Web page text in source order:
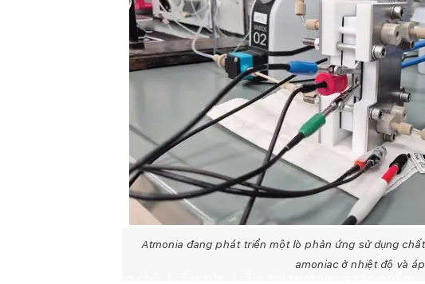
Atmonia đang phát triển một lò phản ứng sử dụng
amoniac ở nhiệt độ và